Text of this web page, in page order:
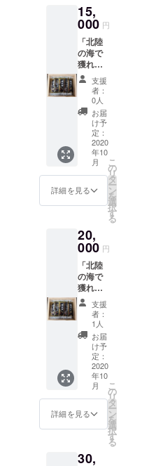
休業が
続く場
合もご
ざいま
すの
で、ご
利用店
舗の営
業状況
をご確
認お願
いいた
しま
す。 ・
『漁師
屋
GOEN
『加能
漁菜
SHION
』にて
ご利用
いただ
けま
す。 ・
お食事
券に対
して釣
銭は出
ませ
ん。予
めご了
さい。
※端数は
たはク
レジッ
届け時
間帯は
下記7つ
の時間
帯から1
つご選
択くだ
さい。
【午前
中（8時
～12
時）】
【12時
～14
時】
～16
時】
時】
【18時
～20
時】
【18時
～21
時】
【19時
～21
時】 ※
お届け
希望日
時に添
えない
場合
舗より
ご連絡
きま
き次第
ご利用
いただ
けま
す。 ・
ご利用
の際
は、必
ず事前
にご予
約をお
願い申
し上げ
ます。
※他のお
客様の
ご予約
望日に
お席を
ご用意
出来な
い場合
もござ
いま
す。 ・
休業
日・休
業中の
店舗で
はご利
用いた
だけま
※新型コ
ロナウ
により
りで癖
のない
濃厚な
味が魅
力的な
地元産
の牡蠣
です。
焼きや
蒸しで
お召し
上がり
いただ
けま
す。ご
自宅で
のお食
ひどう
ぞ。※写
真はイ
メージ
です。
【ご利
用時に
おける
注意事
項】 ※
送料込
（クー
ル便）
となり
ます。
※お届け
降）、
15,
000 円
「北陸
の海で
獲れた
魚介の
昆布締
めセッ
ト」＋
「能登
牡蠣の
半斗缶
（約40
～50
個）」
をご用
意いた
しま
北陸の
海で獲
れた魚
介の昆
布締め
セット
◆ 内容
は車だ
い、上
さわ
ら、甘
えび、
天然ひ
らめ、
真たら
となり
ます。
ぎゅっ
支援
者：
0人
お届
け予
定：
2020
年10
月
詳細を見る
こ
の
リ
タ
ー
ン
を
選
択
す
る
20,
000 円
「北陸
の海で
獲れた
魚介の
昆布締
めセッ
ト」＋
「能登
牡蠣の
半斗缶
（約40
～50
個）」
＋「奥
能登輪
島の干
ト」を
支援
者：
1人
お届
け予
定：
2020
年10
月
詳細を見る
こ
の
リ
タ
ー
ン
を
選
択
す
る
30,